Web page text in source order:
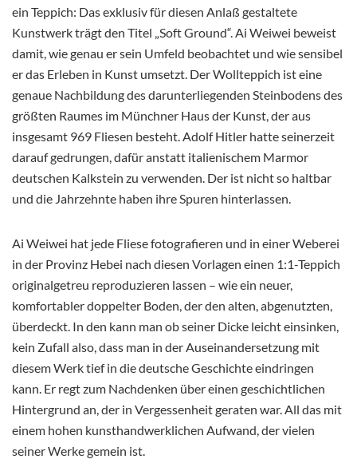
ein Teppich: Das exklusiv für diesen Anlaß gestaltete
Kunstwerk trägt den Titel „Soft Ground“. Ai Weiwei beweist
damit, wie genau er sein Umfeld beobachtet und wie sensibel
er das Erleben in Kunst umsetzt. Der Wollteppich ist eine
genaue Nachbildung des darunterliegenden Steinbodens des
größten Raumes im Münchner Haus der Kunst, der aus
insgesamt 969 Fliesen besteht. Adolf Hitler hatte seinerzeit
darauf gedrungen, dafür anstatt italienischem Marmor
deutschen Kalkstein zu verwenden. Der ist nicht so haltbar
und die Jahrzehnte haben ihre Spuren hinterlassen.
Ai Weiwei hat jede Fliese fotografieren und in einer Weberei
in der Provinz Hebei nach diesen Vorlagen einen 1:1-Teppich
originalgetreu reproduzieren lassen – wie ein neuer,
komfortabler doppelter Boden, der den alten, abgenutzten,
überdeckt. In den kann man ob seiner Dicke leicht einsinken,
kein Zufall also, dass man in der Auseinandersetzung mit
diesem Werk tief in die deutsche Geschichte eindringen
kann. Er regt zum Nachdenken über einen geschichtlichen
Hintergrund an, der in Vergessenheit geraten war. All das mit
einem hohen kunsthandwerklichen Aufwand, der vielen
seiner Werke gemein ist.